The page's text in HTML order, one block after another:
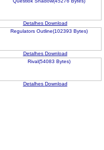
Detalhes Download
Detalhes Download
Detalhes Download